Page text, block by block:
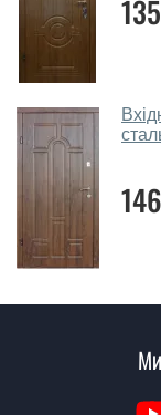
консультації
відвідуючи наш
Виклик
Ви робите
Так робимо.
згідно з чергою, у
Вартість
Як